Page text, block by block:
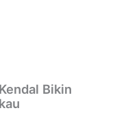
Bikin